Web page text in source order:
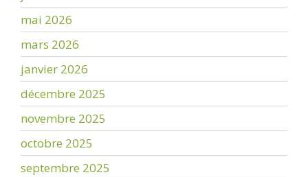
mai 2026
mars 2026
janvier 2026
décembre 2025
novembre 2025
octobre 2025
septembre 2025